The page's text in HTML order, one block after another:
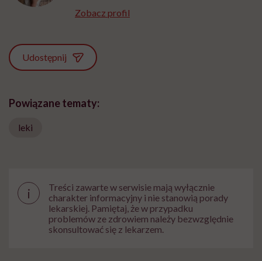
Zobacz profil
Udostępnij
Powiązane tematy:
leki
i
Treści zawarte w serwisie mają wyłącznie
charakter informacyjny i nie stanowią porady
lekarskiej. Pamiętaj, że w przypadku
problemów ze zdrowiem należy bezwzględnie
skonsultować się z lekarzem.